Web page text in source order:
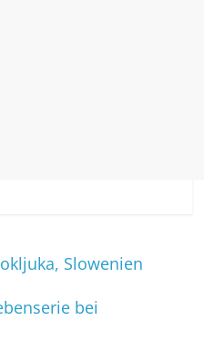
Slowenien
bei